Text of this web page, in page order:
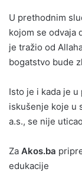
U prethodnim
kojom se odvaja
je tražio od
bogatstvo bude
Isto je i kada je
iskušenje koje u
a.s., se nije
Za Akos.ba
edukacije